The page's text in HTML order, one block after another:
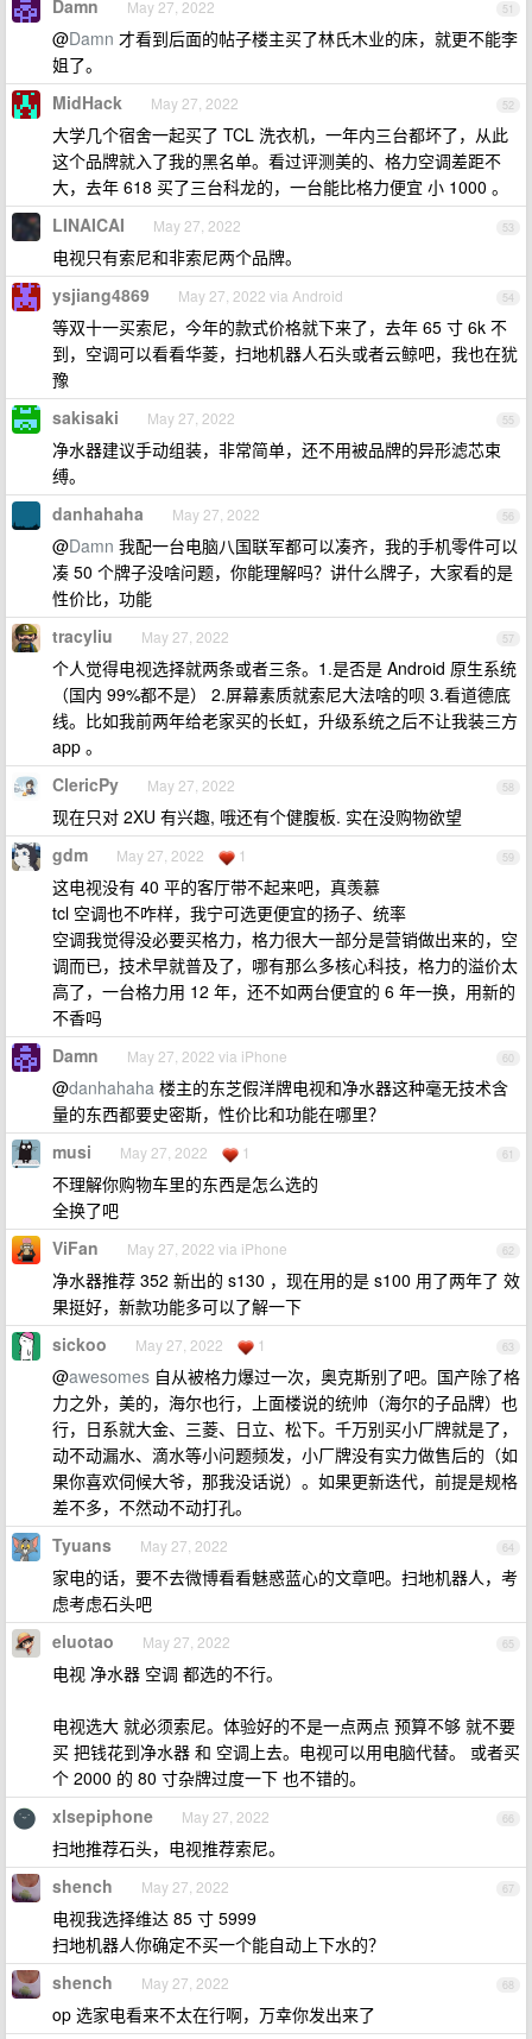
51
Damn May 27, 2022
@Damn 才看到后面的帖子楼主买了林氏木业的床，就更不能李
姐了。
52
MidHack May 27, 2022
大学几个宿舍一起买了 TCL 洗衣机，一年内三台都坏了，从此
这个品牌就入了我的黑名单。看过评测美的、格力空调差距不
大，去年 618 买了三台科龙的，一台能比格力便宜 小 1000 。
53
LINAICAI May 27, 2022
电视只有索尼和非索尼两个品牌。
54
ysjiang4869 May 27, 2022 via Android
等双十一买索尼，今年的款式价格就下来了，去年 65 寸 6k 不
到，空调可以看看华菱，扫地机器人石头或者云鲸吧，我也在犹
豫
55
sakisaki May 27, 2022
净水器建议手动组装，非常简单，还不用被品牌的异形滤芯束
缚。
56
danhahaha May 27, 2022
@Damn 我配一台电脑八国联军都可以凑齐，我的手机零件可以
凑 50 个牌子没啥问题，你能理解吗？讲什么牌子，大家看的是
性价比，功能
57
tracyliu May 27, 2022
个人觉得电视选择就两条或者三条。1.是否是 Android 原生系统
（国内 99%都不是） 2.屏幕素质就索尼大法啥的呗 3.看道德底
线。比如我前两年给老家买的长虹，升级系统之后不让我装三方
app 。
58
ClericPy May 27, 2022
现在只对 2XU 有兴趣, 哦还有个健腹板. 实在没购物欲望
59
gdm May 27, 2022 1
这电视没有 40 平的客厅带不起来吧，真羡慕
tcl 空调也不咋样，我宁可选更便宜的扬子、统率
空调我觉得没必要买格力，格力很大一部分是营销做出来的，空
调而已，技术早就普及了，哪有那么多核心科技，格力的溢价太
高了，一台格力用 12 年，还不如两台便宜的 6 年一换，用新的
不香吗
60
Damn May 27, 2022 via iPhone
@danhahaha 楼主的东芝假洋牌电视和净水器这种毫无技术含
量的东西都要史密斯，性价比和功能在哪里？
61
musi May 27, 2022 1
不理解你购物车里的东西是怎么选的
全换了吧
62
ViFan May 27, 2022 via iPhone
净水器推荐 352 新出的 s130 ，现在用的是 s100 用了两年了 效
果挺好，新款功能多可以了解一下
63
sickoo May 27, 2022 1
@awesomes 自从被格力爆过一次，奥克斯别了吧。国产除了格
力之外，美的，海尔也行，上面楼说的统帅（海尔的子品牌）也
行，日系就大金、三菱、日立、松下。千万别买小厂牌就是了，
动不动漏水、滴水等小问题频发，小厂牌没有实力做售后的（如
果你喜欢伺候大爷，那我没话说）。如果更新迭代，前提是规格
差不多，不然动不动打孔。
64
Tyuans May 27, 2022
家电的话，要不去微博看看魅惑蓝心的文章吧。扫地机器人，考
虑考虑石头吧
65
eluotao May 27, 2022
电视 净水器 空调 都选的不行。
电视选大 就必须索尼。体验好的不是一点两点 预算不够 就不要
买 把钱花到净水器 和 空调上去。电视可以用电脑代替。 或者买
个 2000 的 80 寸杂牌过度一下 也不错的。
66
xlsepiphone May 27, 2022
扫地推荐石头，电视推荐索尼。
67
shench May 27, 2022
电视我选择维达 85 寸 5999
扫地机器人你确定不买一个能自动上下水的？
68
shench May 27, 2022
op 选家电看来不太在行啊，万幸你发出来了